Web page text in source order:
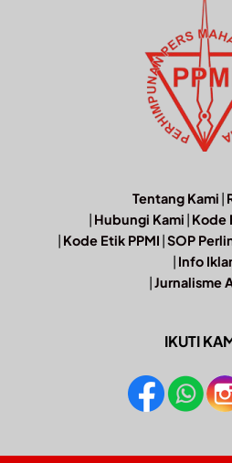
Tentang Kami |
| Hubungi Kami | Kode
| Kode Etik PPMI |SOP
| Info
|Jurnalisme
IKUTI